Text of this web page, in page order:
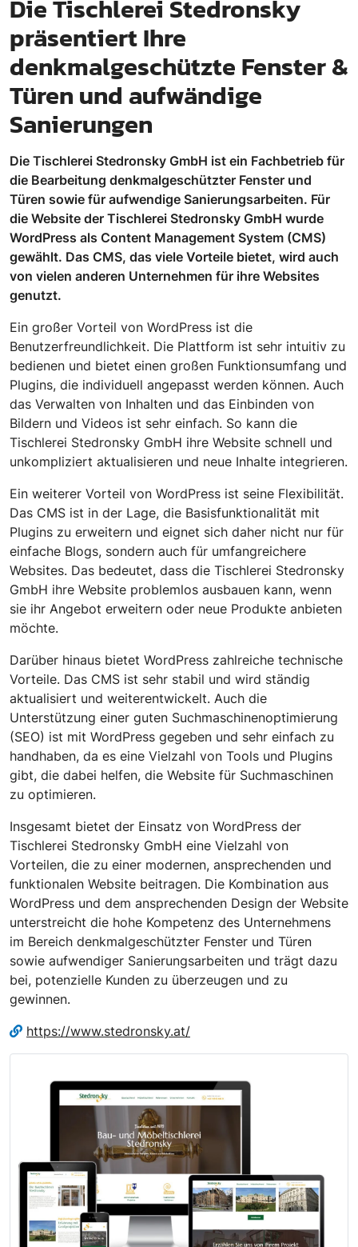
Die Tischlerei Stedronsky
präsentiert Ihre
denkmalgeschützte Fenster &
Türen und aufwändige
Sanierungen
Die Tischlerei Stedronsky GmbH ist ein Fachbetrieb für
die Bearbeitung denkmalgeschützter Fenster und
Türen sowie für aufwendige Sanierungsarbeiten. Für
die Website der Tischlerei Stedronsky GmbH wurde
WordPress als Content Management System (CMS)
gewählt. Das CMS, das viele Vorteile bietet, wird auch
von vielen anderen Unternehmen für ihre Websites
genutzt.
Ein großer Vorteil von WordPress ist die
Benutzerfreundlichkeit. Die Plattform ist sehr intuitiv zu
bedienen und bietet einen großen Funktionsumfang und
Plugins, die individuell angepasst werden können. Auch
das Verwalten von Inhalten und das Einbinden von
Bildern und Videos ist sehr einfach. So kann die
Tischlerei Stedronsky GmbH ihre Website schnell und
unkompliziert aktualisieren und neue Inhalte integrieren.
Ein weiterer Vorteil von WordPress ist seine Flexibilität.
Das CMS ist in der Lage, die Basisfunktionalität mit
Plugins zu erweitern und eignet sich daher nicht nur für
einfache Blogs, sondern auch für umfangreichere
Websites. Das bedeutet, dass die Tischlerei Stedronsky
GmbH ihre Website problemlos ausbauen kann, wenn
sie ihr Angebot erweitern oder neue Produkte anbieten
möchte.
Darüber hinaus bietet WordPress zahlreiche technische
Vorteile. Das CMS ist sehr stabil und wird ständig
aktualisiert und weiterentwickelt. Auch die
Unterstützung einer guten Suchmaschinenoptimierung
(SEO) ist mit WordPress gegeben und sehr einfach zu
handhaben, da es eine Vielzahl von Tools und Plugins
gibt, die dabei helfen, die Website für Suchmaschinen
zu optimieren.
Insgesamt bietet der Einsatz von WordPress der
Tischlerei Stedronsky GmbH eine Vielzahl von
Vorteilen, die zu einer modernen, ansprechenden und
funktionalen Website beitragen. Die Kombination aus
WordPress und dem ansprechenden Design der Website
unterstreicht die hohe Kompetenz des Unternehmens
im Bereich denkmalgeschützter Fenster und Türen
sowie aufwendiger Sanierungsarbeiten und trägt dazu
bei, potenzielle Kunden zu überzeugen und zu
gewinnen.
https://www.stedronsky.at/